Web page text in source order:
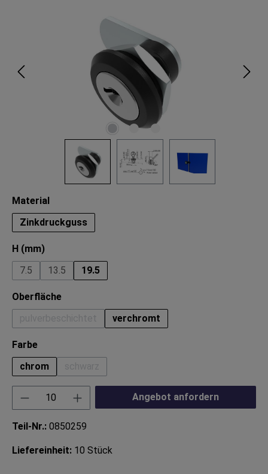
Materialauswählen
Zinkdruckguss
H (mm)auswählen
7.5
13.5 19.5
Oberflächeauswählen
(Diese Option ist zurzeit nicht verfügbar.)
verchromt
Farbeauswählen
chrom
(Diese Option ist zurzeit nicht verfügbar.)
Produkt Anzahl: Gib den gewünschten
Angebot anfordern
Teil-Nr.: 0850259
Liefereinheit: 10 Stück